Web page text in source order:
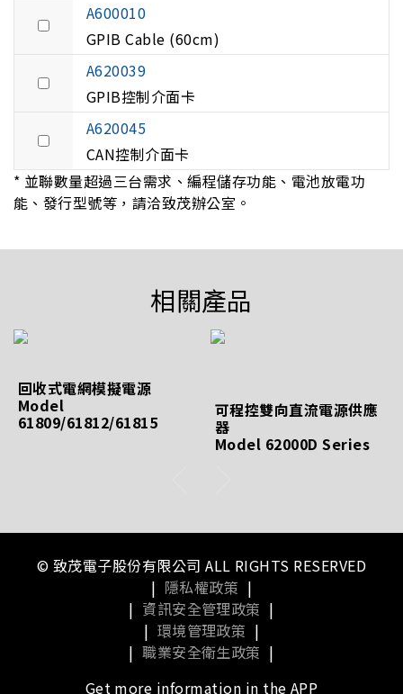
A600010
GPIB Cable (60cm)
A620039
GPIB控制介面卡
A620045
CAN控制介面卡
* 並聯數量超過三台需求、編程儲存功能、電池放電功
能、發行型號等，請洽致茂辦公室。
相關產品
回收式電網模擬電源
Model
61809/61812/61815
可程控雙向直流電源供應
器
Model 62000D Series
© 致茂電子股份有限公司 ALL RIGHTS RESERVED
| 隱私權政策 |
| 資訊安全管理政策 |
| 環境管理政策 |
| 職業安全衛生政策 |
Get more information in the APP